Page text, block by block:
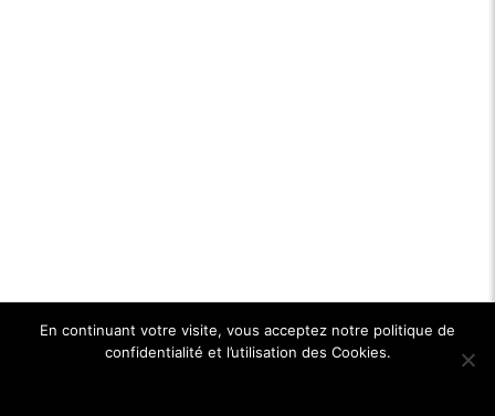
En continuant votre visite, vous acceptez notre politique de
confidentialité et l’utilisation des Cookies.